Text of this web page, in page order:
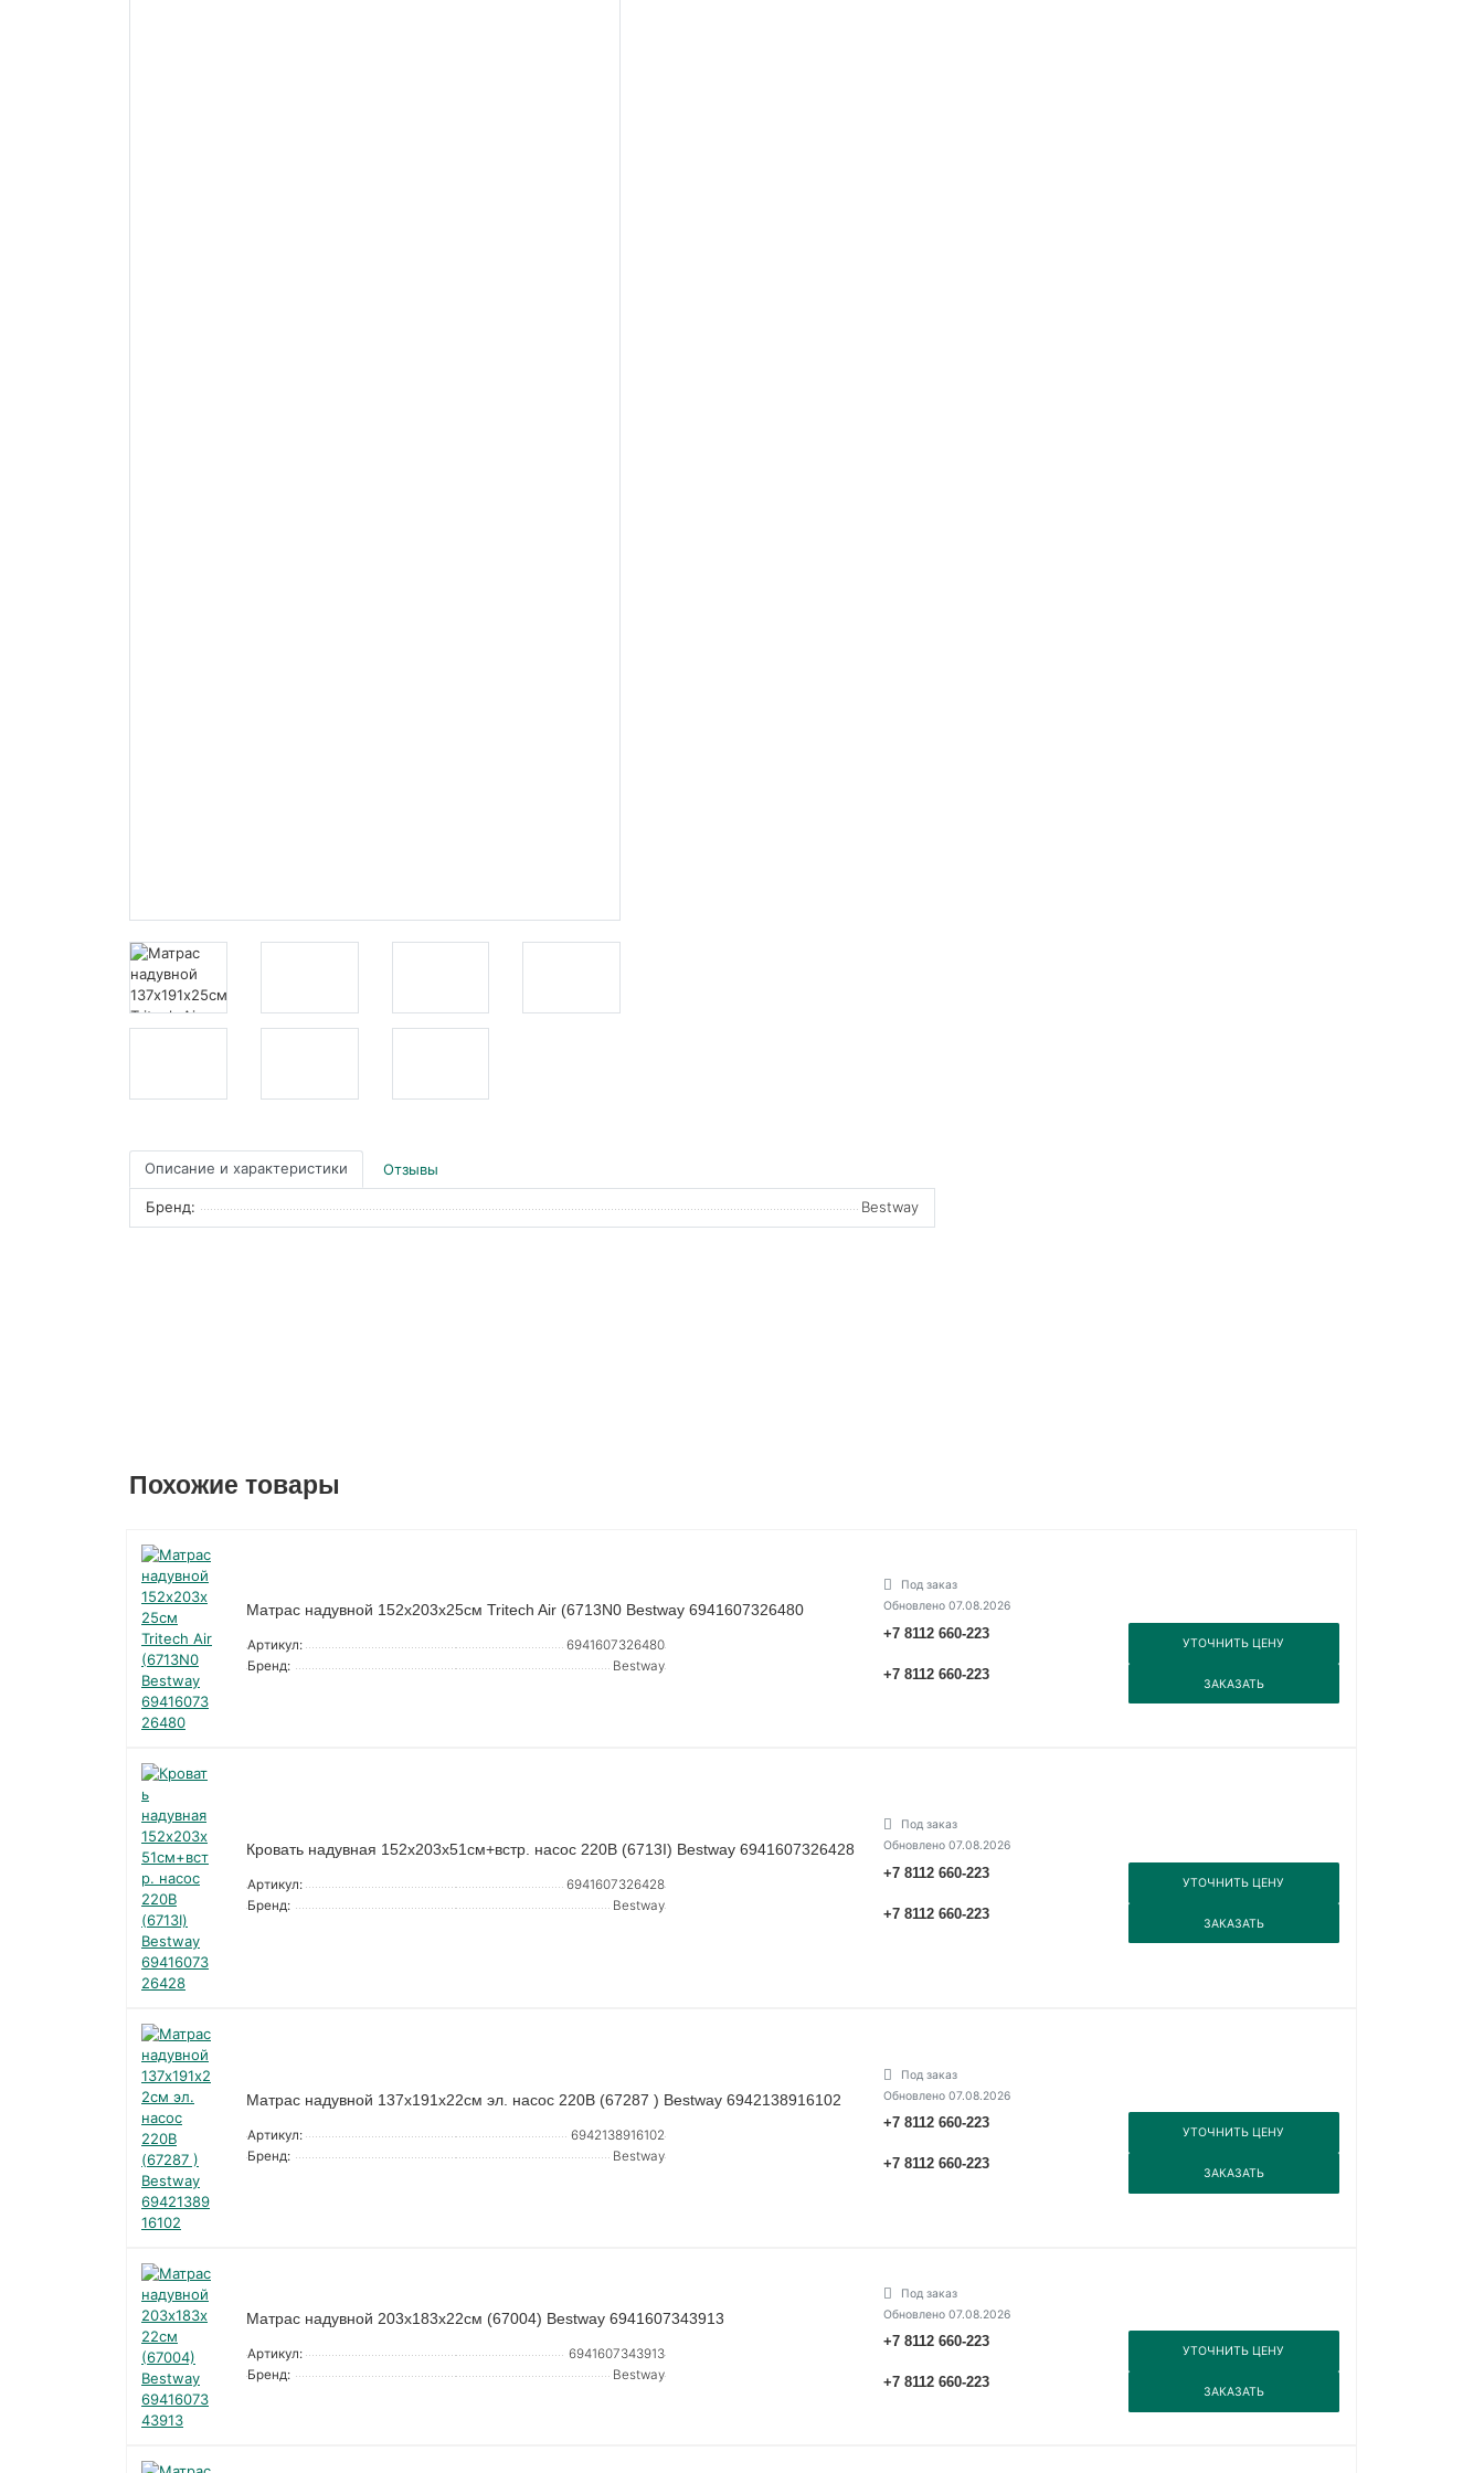
Описание и характеристики Отзывы
Бренд: Bestway
Похожие товары
Матрас надувной 152х203х25см Tritech Air (6713N0 Bestway 6941607326480
Артикул:
6941607326480
Бренд:
Bestway
Под заказ
Обновлено 07.08.2026
+7 8112 660-223
УТОЧНИТЬ ЦЕНУ
+7 8112 660-223
ЗАКАЗАТЬ
Кровать надувная 152х203х51см+встр. насос 220В (6713I) Bestway 6941607326428
Артикул:
6941607326428
Бренд:
Bestway
Под заказ
Обновлено 07.08.2026
+7 8112 660-223
УТОЧНИТЬ ЦЕНУ
+7 8112 660-223
ЗАКАЗАТЬ
Матрас надувной 137х191х22см эл. насос 220В (67287 ) Bestway 6942138916102
Артикул:
6942138916102
Бренд:
Bestway
Под заказ
Обновлено 07.08.2026
+7 8112 660-223
УТОЧНИТЬ ЦЕНУ
+7 8112 660-223
ЗАКАЗАТЬ
Матрас надувной 203х183х22см (67004) Bestway 6941607343913
Артикул:
6941607343913
Бренд:
Bestway
Под заказ
Обновлено 07.08.2026
+7 8112 660-223
УТОЧНИТЬ ЦЕНУ
+7 8112 660-223
ЗАКАЗАТЬ